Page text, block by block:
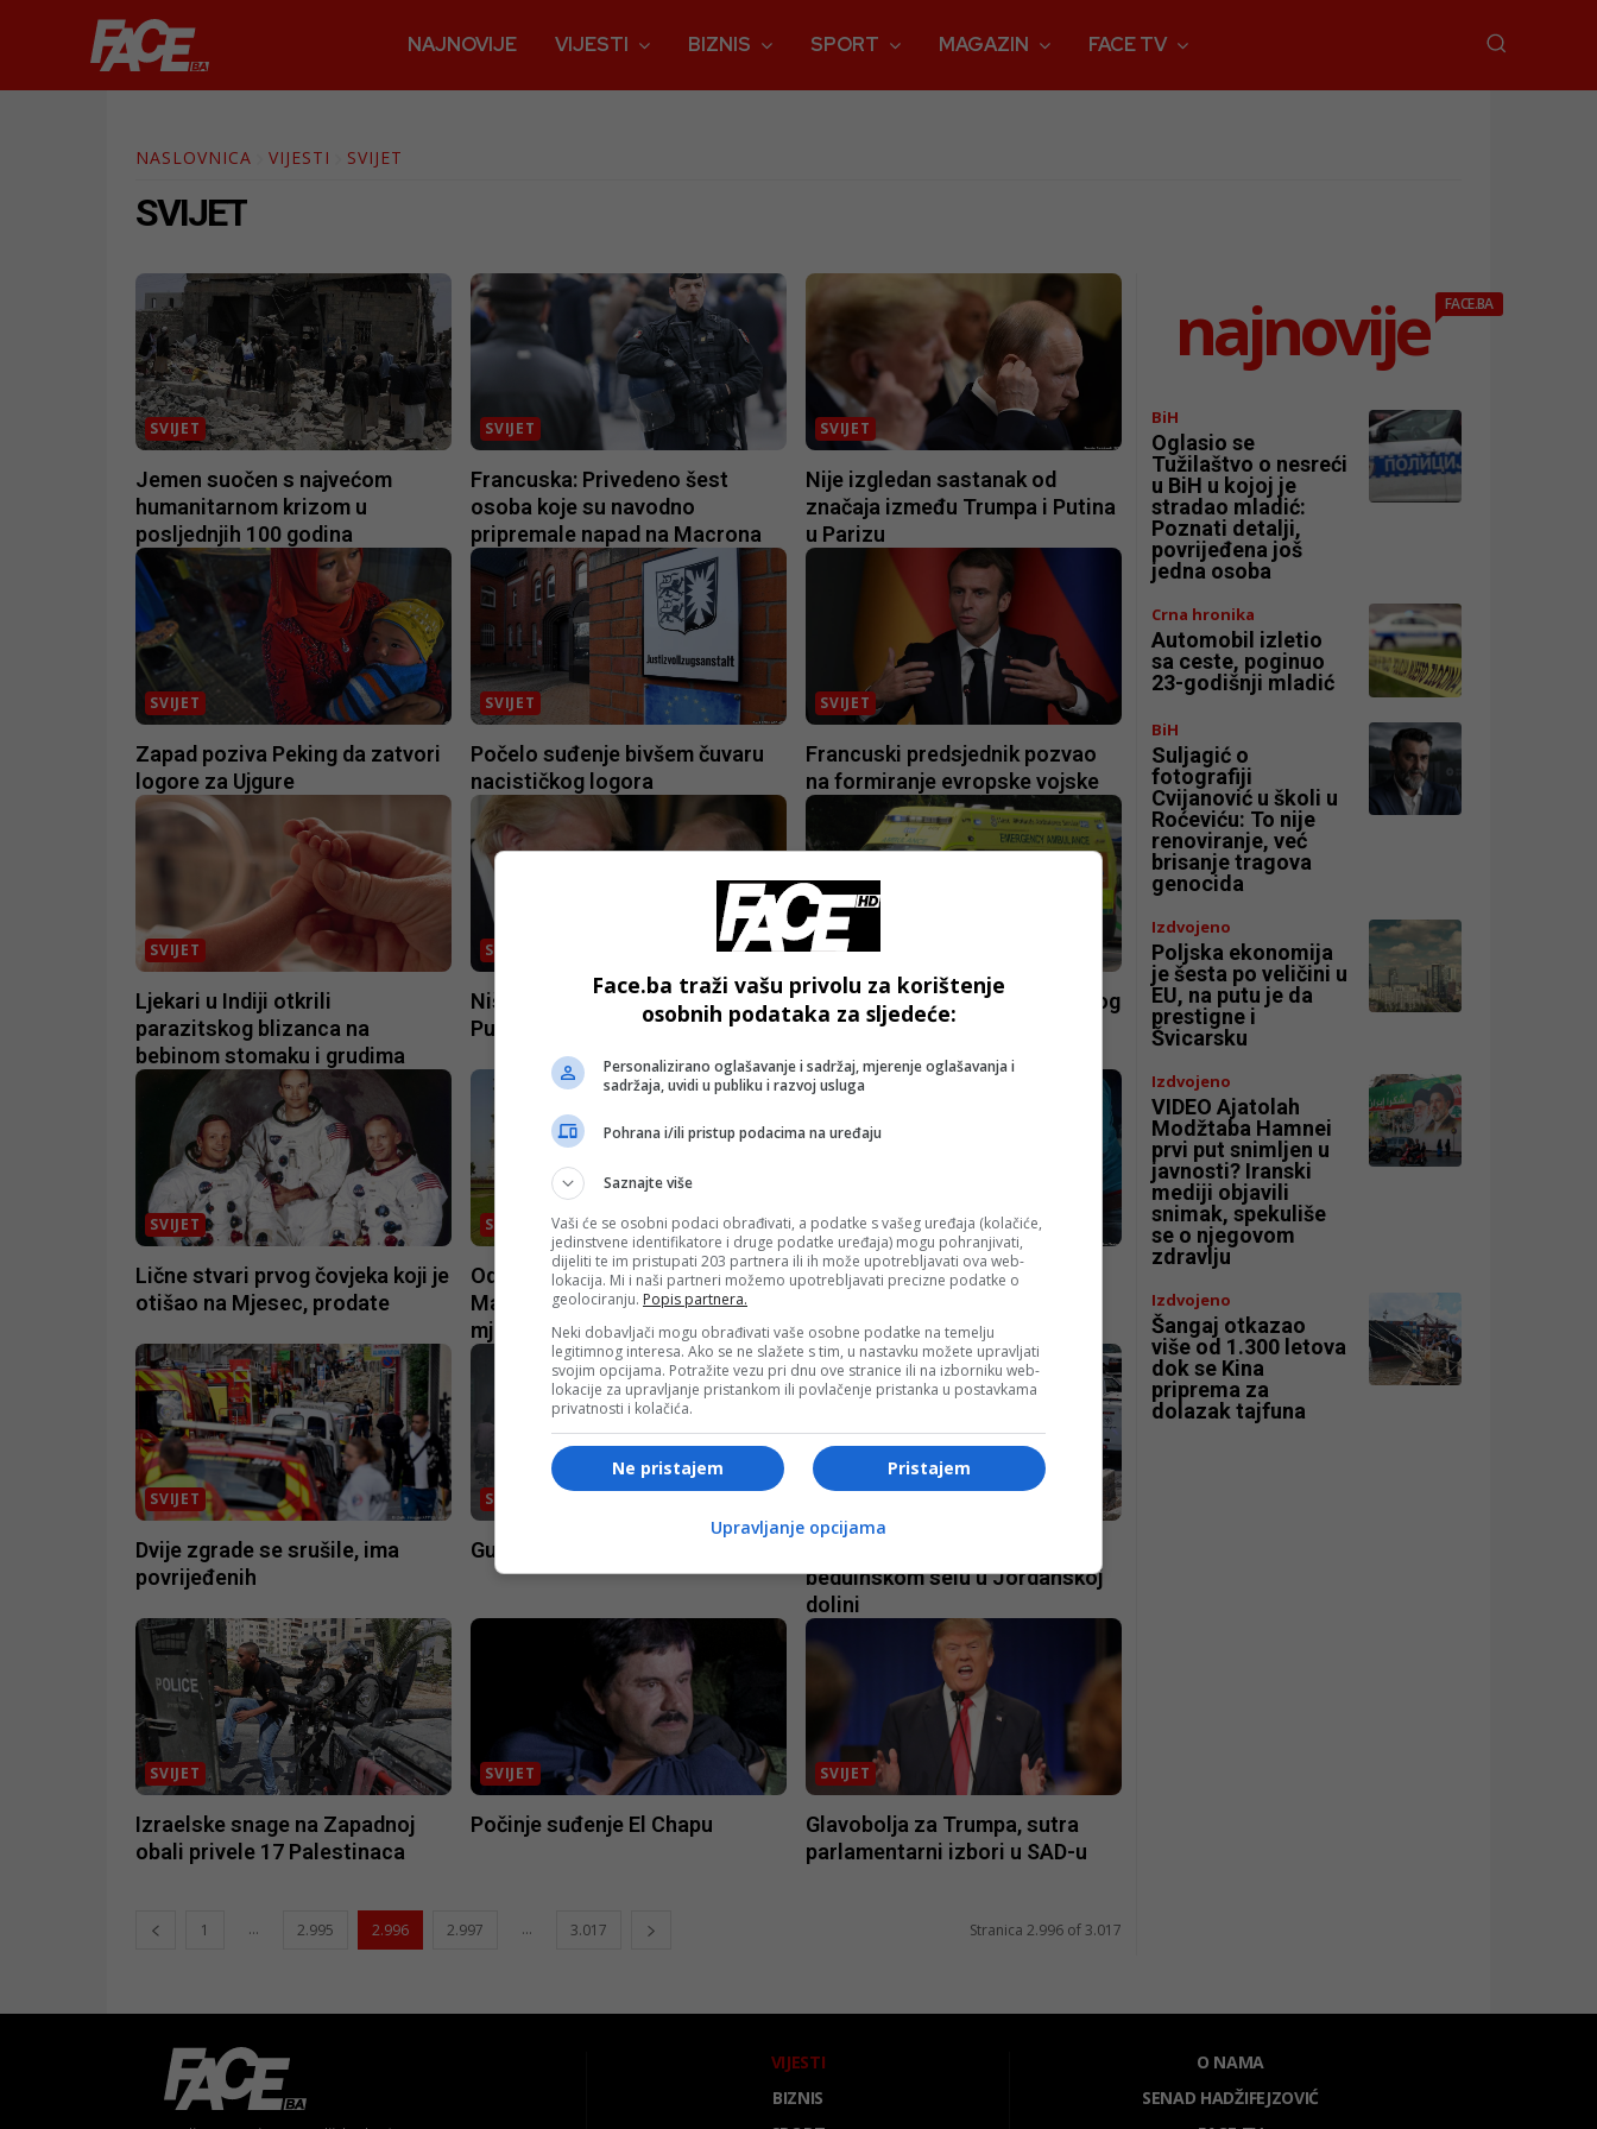
NAJNOVIJE VIJESTI BIZNIS SPORT MAGAZIN FACE TV
NASLOVNICA VIJESTI SVIJET
SVIJET
SVIJET
Jemen suočen s najvećom
humanitarnom krizom u
posljednjih 100 godina
SVIJET
Francuska: Privedeno šest
osoba koje su navodno
pripremale napad na Macrona
SVIJET
Nije izgledan sastanak od
značaja između Trumpa i Putina
u Parizu
SVIJET
Zapad poziva Peking da zatvori
logore za Ujgure
SVIJET
Počelo suđenje bivšem čuvaru
nacističkog logora
SVIJET
Francuski predsjednik pozvao
na formiranje evropske vojske
SVIJET
Ljekari u Indiji otkrili
parazitskog blizanca na
bebinom stomaku i grudima
SVIJET
Ništa od sastanka Trumpa i
Putina
SVIJET
Mogla umrijeti zbog “slomljenog
srce”
SVIJET
Lične stvari prvog čovjeka koji je
otišao na Mjesec, prodate
SVIJET
Odluka institucija: U džamiji Taj
Mahal mogu klanjati samo
mještani
SVIJET
Prva grupa migranata stigla u
SVIJET
Dvije zgrade se srušile, ima
povrijeđenih
SVIJET
Gust smog u New Delhiju
beduinskom selu u Jordanskoj
dolini
SVIJET
Izraelske snage na Zapadnoj
obali privele 17 Palestinaca
SVIJET
Počinje suđenje El Chapu
SVIJET
Glavobolja za Trumpa, sutra
parlamentarni izbori u SAD-u
1 ... 2.995 2.996 2.997 ... 3.017 Stranica 2.996 of 3.017
najnovije FACE.BA
BiH
Oglasio se
Tužilaštvo o nesreći
u BiH u kojoj je
stradao mladić:
Poznati detalji,
povrijeđena još
jedna osoba
Crna hronika
Automobil izletio
sa ceste, poginuo
23-godišnji mladić
BiH
Suljagić o
fotografiji
Cvijanović u školi u
Roćeviću: To nije
renoviranje, već
brisanje tragova
genocida
Izdvojeno
Poljska ekonomija
je šesta po veličini u
EU, na putu je da
prestigne i
Švicarsku
Izdvojeno
VIDEO Ajatolah
Modžtaba Hamnei
prvi put snimljen u
javnosti? Iranski
mediji objavili
snimak, spekuliše
se o njegovom
zdravlju
Izdvojeno
Šangaj otkazao
više od 1.300 letova
dok se Kina
priprema za
dolazak tajfuna
VIJESTI
BIZNIS
O NAMA
SENAD HADŽIFEJZOVIĆ
Face.ba traži vašu privolu za korištenje
osobnih podataka za sljedeće:
Personalizirano oglašavanje i sadržaj, mjerenje oglašavanja i
sadržaja, uvidi u publiku i razvoj usluga
Pohrana i/ili pristup podacima na uređaju
Saznajte više
Vaši će se osobni podaci obrađivati, a podatke s vašeg uređaja (kolačiće,
jedinstvene identifikatore i druge podatke uređaja) mogu pohranjivati,
dijeliti te im pristupati 203 partnera ili ih može upotrebljavati ova web-
lokacija. Mi i naši partneri možemo upotrebljavati precizne podatke o
geolociranju. Popis partnera.
Neki dobavljači mogu obrađivati vaše osobne podatke na temelju
legitimnog interesa. Ako se ne slažete s tim, u nastavku možete upravljati
svojim opcijama. Potražite vezu pri dnu ove stranice ili na izborniku web-
lokacije za upravljanje pristankom ili povlačenje pristanka u postavkama
privatnosti i kolačića.
Pristajem
Ne pristajem
Upravljanje opcijama